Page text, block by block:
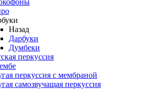
Назад
Дарбуки
Думбеки
перкуссия
перкуссия с мембраной
самозвучащая перкуссия